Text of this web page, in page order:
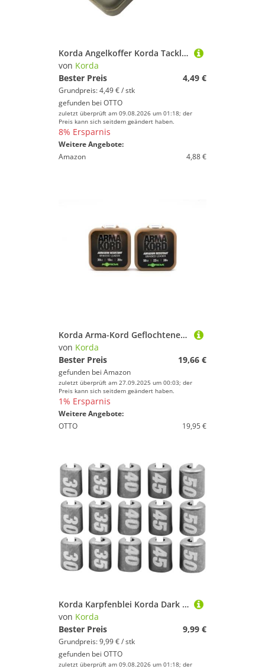
Korda Angelkoffer Korda Tackle Box Magnet zum Fixieren von Karpfenvorfächern
von Korda
Bester Preis
4,49 €
Grundpreis: 4,49 € / stk
gefunden bei OTTO
zuletzt überprüft am 09.08.2026 um 01:18; der
Preis kann sich seitdem geändert haben.
8% Ersparnis
Weitere Angebote:
Amazon
4,88 €
Korda Arma-Kord Geflochtene Vorfächer, 22,7 kg, 20 m, Sub Brown
von Korda
Bester Preis
19,66 €
gefunden bei Amazon
zuletzt überprüft am 27.09.2025 um 00:03; der
Preis kann sich seitdem geändert haben.
1% Ersparnis
Weitere Angebote:
OTTO
19,95 €
Korda Karpfenblei Korda Dark Matter Balancing Weights Mixed - 15 Bleie
von Korda
Bester Preis
9,99 €
Grundpreis: 9,99 € / stk
gefunden bei OTTO
zuletzt überprüft am 09.08.2026 um 01:18; der